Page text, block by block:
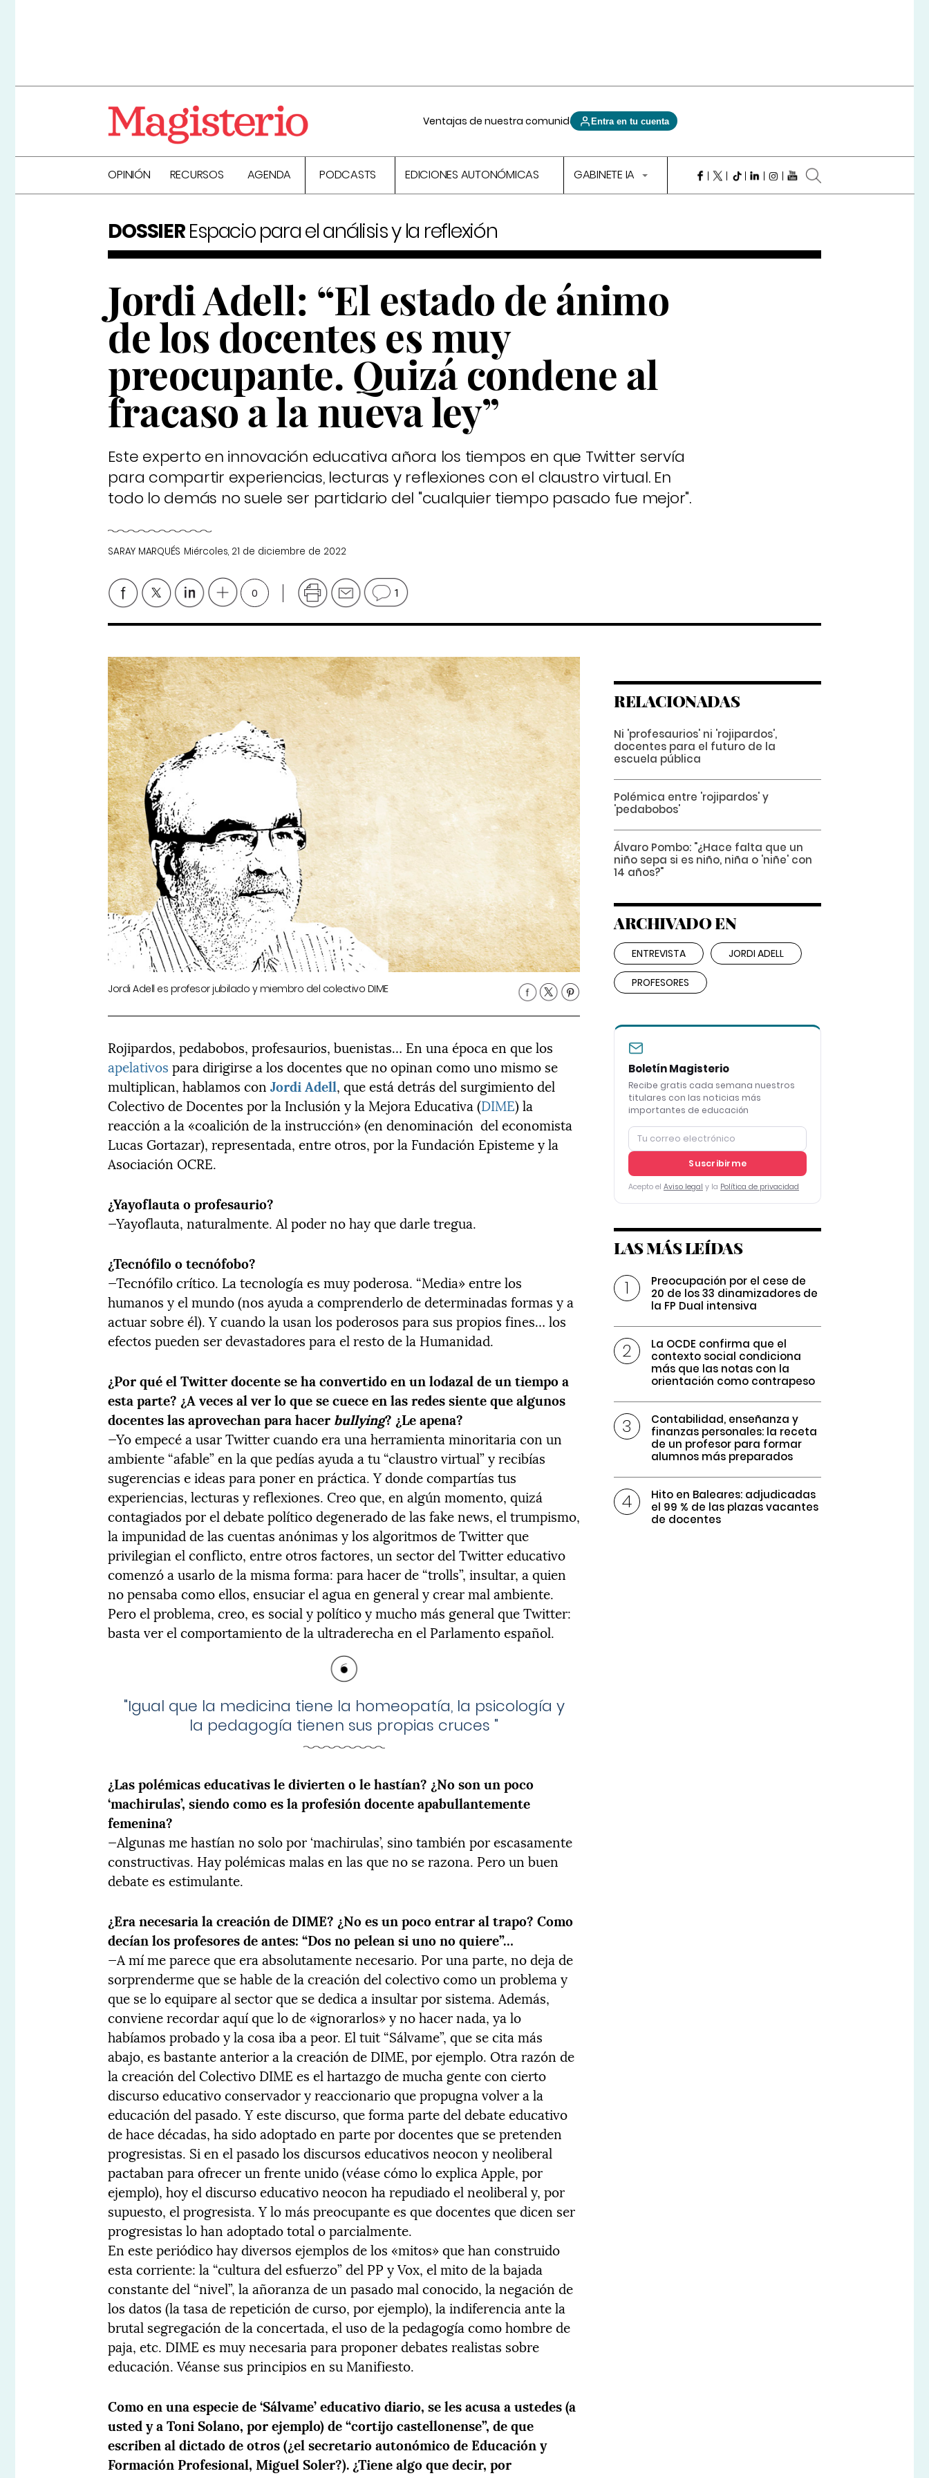
Ventajas de nuestra comunidad Entra en tu cuenta
OPINIÓN RECURSOS AGENDA PODCASTS EDICIONES AUTONÓMICAS GABINETE IA
DOSSIEREspacio para el análisis y la reflexión
Jordi Adell: “El estado de ánimo
de los docentes es muy
preocupante. Quizá condene al
fracaso a la nueva ley”
Este experto en innovación educativa añora los tiempos en que Twitter servía
para compartir experiencias, lecturas y reflexiones con el claustro virtual. En
todo lo demás no suele ser partidario del "cualquier tiempo pasado fue mejor".
SARAY MARQUÉS Miércoles, 21 de diciembre de 2022
0 1
Jordi Adell es profesor jubilado y miembro del colectivo DIME
Rojipardos, pedabobos, profesaurios, buenistas… En una época en que los
apelativos para dirigirse a los docentes que no opinan como uno mismo se
multiplican, hablamos conJordi Adell, que está detrás del surgimiento del
Colectivo de Docentes por la Inclusión y la Mejora Educativa (DIME) la
reacción a la «coalición de la instrucción» (en denominación del economista
Lucas Gortazar), representada, entre otros, por la Fundación Episteme y la
Asociación OCRE.
¿Yayoflauta o profesaurio?
—Yayoflauta, naturalmente. Al poder no hay que darle tregua.
¿Tecnófilo o tecnófobo?
—Tecnófilo crítico. La tecnología es muy poderosa. “Media» entre los
humanos y el mundo (nos ayuda a comprenderlo de determinadas formas y a
actuar sobre él). Y cuando la usan los poderosos para sus propios fines… los
efectos pueden ser devastadores para el resto de la Humanidad.
¿Por qué el Twitter docente se ha convertido en un lodazal de un tiempo a
esta parte? ¿A veces al ver lo que se cuece en las redes siente que algunos
docentes las aprovechan para hacer bullying? ¿Le apena?
—Yo empecé a usar Twitter cuando era una herramienta minoritaria con un
ambiente “afable” en la que pedías ayuda a tu “claustro virtual” y recibías
sugerencias e ideas para poner en práctica. Y donde compartías tus
experiencias, lecturas y reflexiones. Creo que, en algún momento, quizá
contagiados por el debate político degenerado de las fake news, el trumpismo,
la impunidad de las cuentas anónimas y los algoritmos de Twitter que
privilegian el conflicto, entre otros factores, un sector del Twitter educativo
comenzó a usarlo de la misma forma: para hacer de “trolls”, insultar, a quien
no pensaba como ellos, ensuciar el agua en general y crear mal ambiente.
Pero el problema, creo, es social y político y mucho más general que Twitter:
basta ver el comportamiento de la ultraderecha en el Parlamento español.
"Igual que la medicina tiene la homeopatía, la psicología y
la pedagogía tienen sus propias cruces "
¿Las polémicas educativas le divierten o le hastían? ¿No son un poco
‘machirulas’, siendo como es la profesión docente apabullantemente
femenina?
—Algunas me hastían no solo por ‘machirulas’, sino también por escasamente
constructivas. Hay polémicas malas en las que no se razona. Pero un buen
debate es estimulante.
¿Era necesaria la creación de DIME? ¿No es un poco entrar al trapo? Como
decían los profesores de antes: “Dos no pelean si uno no quiere”…
—A mí me parece que era absolutamente necesario. Por una parte, no deja de
sorprenderme que se hable de la creación del colectivo como un problema y
que se lo equipare al sector que se dedica a insultar por sistema. Además,
conviene recordar aquí que lo de «ignorarlos» y no hacer nada, ya lo
habíamos probado y la cosa iba a peor. El tuit “Sálvame”, que se cita más
abajo, es bastante anterior a la creación de DIME, por ejemplo. Otra razón de
la creación del Colectivo DIME es el hartazgo de mucha gente con cierto
discurso educativo conservador y reaccionario que propugna volver a la
educación del pasado. Y este discurso, que forma parte del debate educativo
de hace décadas, ha sido adoptado en parte por docentes que se pretenden
progresistas. Si en el pasado los discursos educativos neocon y neoliberal
pactaban para ofrecer un frente unido (véase cómo lo explica Apple, por
ejemplo), hoy el discurso educativo neocon ha repudiado el neoliberal y, por
supuesto, el progresista. Y lo más preocupante es que docentes que dicen ser
progresistas lo han adoptado total o parcialmente.
En este periódico hay diversos ejemplos de los «mitos» que han construido
esta corriente: la “cultura del esfuerzo” del PP y Vox, el mito de la bajada
constante del “nivel”, la añoranza de un pasado mal conocido, la negación de
los datos (la tasa de repetición de curso, por ejemplo), la indiferencia ante la
brutal segregación de la concertada, el uso de la pedagogía como hombre de
paja, etc. DIME es muy necesaria para proponer debates realistas sobre
educación. Véanse sus principios en su Manifiesto.
Como en una especie de ‘Sálvame’ educativo diario, se les acusa a ustedes (a
usted y a Toni Solano, por ejemplo) de “cortijo castellonense”, de que
escriben al dictado de otros (¿el secretario autonómico de Educación y
Formación Profesional, Miguel Soler?). ¿Tiene algo que decir, por
RELACIONADAS
Ni 'profesaurios' ni 'rojipardos',
docentes para el futuro de la
escuela pública
Polémica entre 'rojipardos' y
'pedabobos'
Álvaro Pombo: "¿Hace falta que un
niño sepa si es niño, niña o 'niñe' con
14 años?"
ARCHIVADO EN
ENTREVISTA JORDI ADELL
PROFESORES
Boletín Magisterio
Recibe gratis cada semana nuestros
titulares con las noticias más
importantes de educación
Suscribirme
Acepto el Aviso legal y la Política de privacidad
LAS MÁS LEÍDAS
Preocupación por el cese de
20 de los 33 dinamizadores de
la FP Dual intensiva
La OCDE confirma que el
contexto social condiciona
más que las notas con la
orientación como contrapeso
Contabilidad, enseñanza y
finanzas personales: la receta
de un profesor para formar
alumnos más preparados
Hito en Baleares: adjudicadas
el 99 % de las plazas vacantes
de docentes